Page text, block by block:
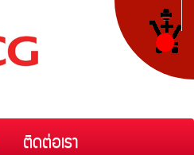
ติดต่อเรา